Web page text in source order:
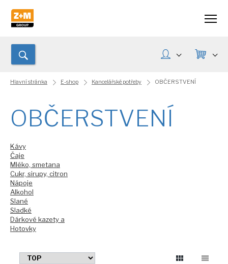
Hlavní stránka E-shop Kancelářské potřeby OBČERSTVENÍ
OBČERSTVENÍ
Kávy
Čaje
Mléko, smetana
Cukr, sirupy, citron
Nápoje
Alkohol
Slané
Sladké
Dárkové kazety a
Hotovky